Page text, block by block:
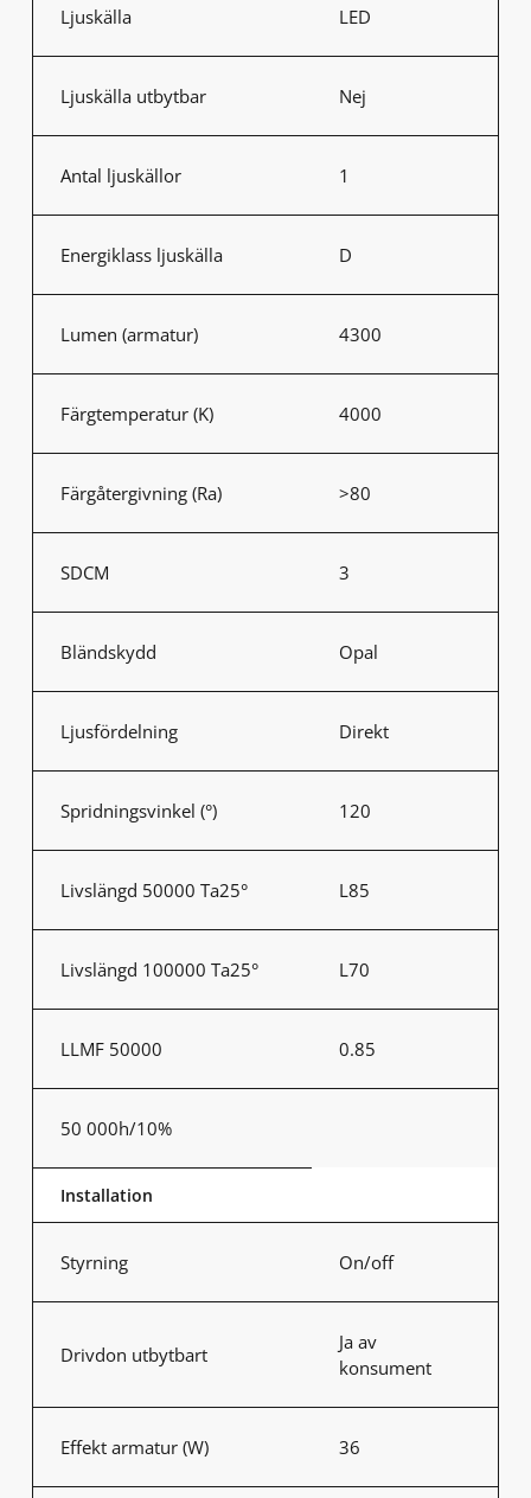
Ljuskälla LED
Ljuskälla utbytbar Nej
Antal ljuskällor 1
Energiklass ljuskälla D
Lumen (armatur) 4300
Färgtemperatur (K) 4000
Färgåtergivning (Ra) >80
SDCM 3
Bländskydd Opal
Ljusfördelning Direkt
Spridningsvinkel (°) 120
Livslängd 50000 Ta25° L85
Livslängd 100000 Ta25° L70
LLMF 50000 0.85
50 000h/10%
Installation
Styrning On/off
Drivdon utbytbart
Ja av
konsument
Effekt armatur (W) 36